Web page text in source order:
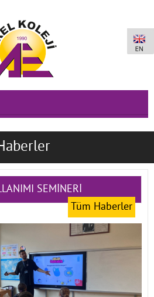
SEMİNERİ
Tüm Haberler